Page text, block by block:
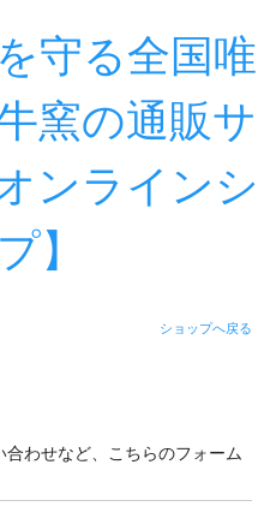
守る全国唯
窯の通販サ
ンラインシ
】
ショップへ戻る
わせなど、こちらのフォーム